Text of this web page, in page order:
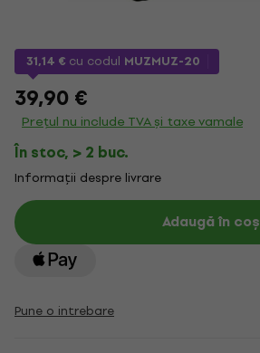
31,14 € cu codul MUZMUZ-20
39,90 €
Prețul nu include TVA și taxe vamale
În stoc, > 2 buc.
Informații despre livrare
Adaugă în coș
Pune o intrebare